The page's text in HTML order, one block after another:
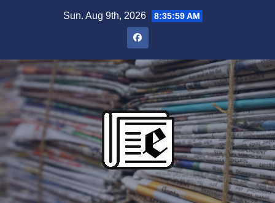
Sun. Aug 9th, 2026 8:36:00 AM